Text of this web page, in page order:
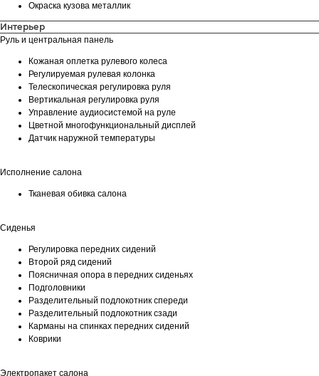
Окраска кузова металлик
Интерьер
Руль и центральная панель
Кожаная оплетка рулевого колеса
Регулируемая рулевая колонка
Телескопическая регулировка руля
Вертикальная регулировка руля
Управление аудиосистемой на руле
Цветной многофункциональный дисплей
Датчик наружной температуры
Исполнение салона
Тканевая обивка салона
Сиденья
Регулировка передних сидений
Второй ряд сидений
Поясничная опора в передних сиденьях
Подголовники
Разделительный подлокотник спереди
Разделительный подлокотник сзади
Карманы на спинках передних сидений
Коврики
Электропакет салона